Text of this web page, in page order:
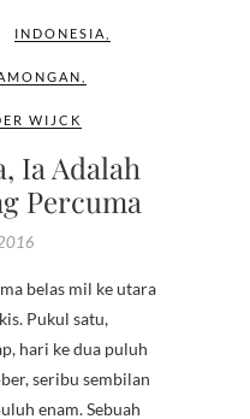
INDONESIA
WIJCK
Ia Adalah
Percuma
Pukul satu,
hari ke dua puluh
seribu sembilan
enam. Sebuah